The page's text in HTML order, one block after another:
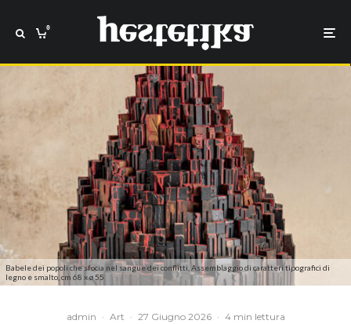
0
Babele dei popoli che sfocia nel sangue dei conflitti, Assemblaggio di caratteri tipografici di
legno e smalto, cm 68 x ø 55
admin · Art · 27 Giugno 2026 · 4 min lettura